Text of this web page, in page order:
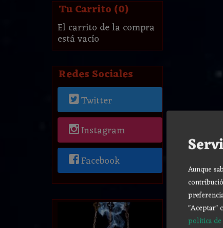
Tu Carrito (0)
El carrito de la compra
está vacío
Redes Sociales
Twitter
Instagram
Facebook
Aunque
"Aceptar"
política